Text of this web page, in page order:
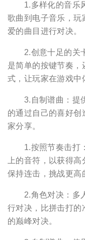
1.多样化的音乐风
歌曲到电子音乐，玩
爱的曲目进行对决。
2.创意十足的关卡
是简单的按键节奏
式，让玩家在游戏中
3.自制谱曲：提供
的通过自己的喜好
家分享。
1.按照节奏击打：
上的音符，以获得
保持连击，挑战更高
2.角色对决：多人
行对决，比拼击打的
的巅峰对决。